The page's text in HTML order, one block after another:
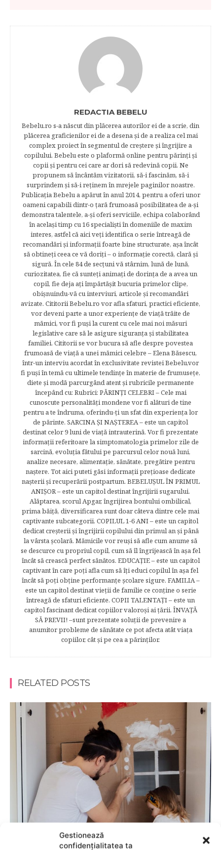
Gestionează
confidențialitatea ta
REDACTIA BEBELU
Bebelu.ro s-a născut din plăcerea autorilor ei de a scrie, din
plăcerea graficienilor ei de a desena şi de a realiza cel mai
complex proiect în segmentul de creştere şi îngrijire a
copilului. Bebelu este o plaformă online pentru părinţi şi
copii şi pentru cei care ar dori să redevină copii. Ne
propunem să încântăm vizitatorii, să-i fascinăm, să-i
surprindem şi să-i reţinem în mrejele paginilor noastre.​
Publicația Bebelu a apărut în anul 2014, pentru a oferi unor
oameni capabili dintr-o ţară frumoasă posibilitatea de a-şi
demonstra talentele, a-şi oferi serviciile, echipa colaborând
în acelaşi timp cu 16 specialişti în domeniile de maxim
interes, astfel că aici veţi identifica o serie întreagă de
recomandări şi informaţii foarte bine structurate, aşa încât
să obtineţi ceea ce vă doriţi – o informaţie corectă, clară şi
sigură. În cele 84 de secțuni vă stârnim, lună de lună,
curiozitatea, fie că sunteţi animaţi de dorinţa de a avea un
copil, fie deja aţi împărtăşit bucuria primelor clipe,
obişnuindu-vă cu interviuri, articole şi recomandări
avizate. Cititorii Bebelu.ro vor afla sfaturi, practici eficiente,
vor deveni parte a unor experienţe de viaţă trăite de
mămici, vor fi puşi la curent cu cele mai noi măsuri
legislative care să le asigure siguranţa şi stabilitatea
familiei. Cititorii se vor bucura să afle despre povestea
frumoasă de viață a unei mămici celebre – Elena Băsescu,
într-un interviu acordat în exclusivitate revistei Bebelu,vor
fi puşi în temă cu ultimele tendinţe în materie de frumuseţe,
diete şi modă parcurgând atent şi rubricile permanente
începând cu: Rubrici: PĂRINŢI CELEBRI – Cele mai
cunoscute personalităţi mondene vor fi alături de tine
pentru a te îndruma, oferindu-ţi un sfat din experienţa lor
de părinte. SARCINA ŞI NAŞTEREA – este un capitol
destinat celor 9 luni de viaţă intrauterină. Vor fi prezentate
informaţii referitoare la simptomatologia primelor zile de
sarcină, evoluţia fătului pe parcursul celor nouă luni,
analize necesare, alimentaţie, sănătate, pregătire pentru
naştere. Tot aici puteti găsi informaţii preţioase dedicate
naşterii şi recuperării postpartum. BEBELUŞUL ÎN PRIMUL
ANIŞOR – este un capitol destinat îngrijirii sugarului.
Alăptarea, scorul Apgar, îngrijirea bontului ombilical,
prima băiţă, diversificarea sunt doar câteva dintre cele mai
captivante subcategorii. COPILUL 1-6 ANI – este un capitol
dedicat creşterii şi îngrijirii copilului din primul an şi până
la vârsta şcolară. Mămicile vor reuşi să afle cum anume să
se descurce cu propriul copil, cum să îl îngrijească în aşa fel
încât să crească perfect sănătos. EDUCAŢIE – este un capitol
captivant în care poţi afla cum să îţi educi copilul în aşa fel
încât să poţi obţine performanţe şcolare sigure. FAMILIA –
este un capitol destinat vieţii de familie ce conţine o serie
întreagă de sfaturi eficiente. COPII TALENTAŢI – este un
capitol fascinant dedicat copiilor valoroși ai țării. ÎNVAŢĂ
SĂ PREVII! –sunt prezentate soluţii de prevenire a
anumitor probleme de sănătate ce pot afecta atât viaţa
copiilor, cât şi pe cea a părinţilor.
RELATED POSTS
CASA